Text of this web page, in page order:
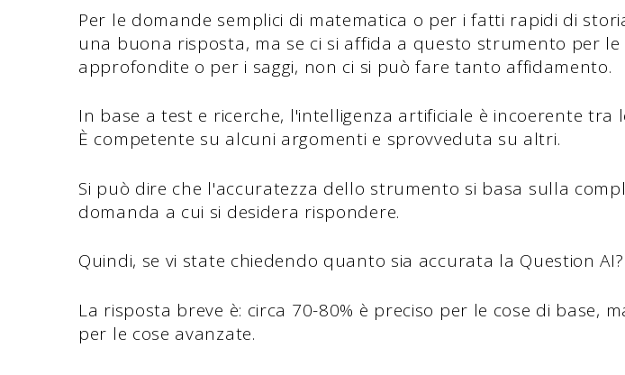
Per le domande semplici di matematica o per i fatti rapidi di
una buona risposta, ma se ci si affida a questo strumento per le
approfondite o per i saggi, non ci si può fare tanto affidamento.
In base a test e ricerche, l'intelligenza artificiale è incoerente tra
È competente su alcuni argomenti e sprovveduta su altri.
Si può dire che l'accuratezza dello strumento si basa sulla
domanda a cui si desidera rispondere.
Quindi, se vi state chiedendo quanto sia accurata la Question AI?
La risposta breve è: circa 70-80% è preciso per le cose di base,
per le cose avanzate.